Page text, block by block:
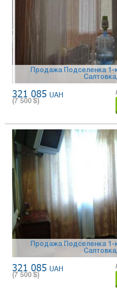
Продажа Подселенка 1-
Салтовка
321 085 UAH
(7 500 $)
Продажа Подселенка 1-
Салтовка
321 085 UAH
(7 500 $)